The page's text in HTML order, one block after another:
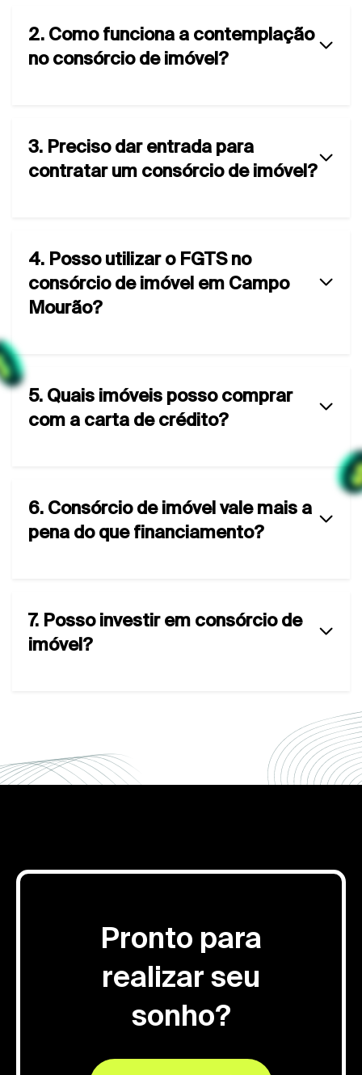
2. Como funciona a contemplação
no consórcio de imóvel?
3. Preciso dar entrada para
contratar um consórcio de imóvel?
4. Posso utilizar o FGTS no
consórcio de imóvel em Campo
Mourão?
5. Quais imóveis posso comprar
com a carta de crédito?
6. Consórcio de imóvel vale mais a
pena do que financiamento?
7. Posso investir em consórcio de
imóvel?
Pronto para
realizar seu
sonho?